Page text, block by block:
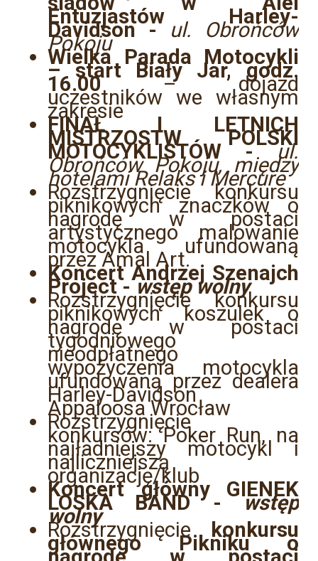
Entuzjastów Harley-
Davidson - ul. Obrońców
Pokoju
Wielka Parada Motocykli
– start Biały Jar, godz.
16.00– dojazd
uczestników we własnym
zakresie
FINAŁ I LETNICH
MISTRZOSTW POLSKI
MOTOCYKLISTÓW -ul.
Obrońców Pokoju, między
hotelami Relaks i Mercure
Rozstrzygnięcie konkursu
piknikowych znaczków o
nagrodę w postaci
artystycznego malowanie
motocykla ufundowaną
przez Amal Art.
Koncert Andrzej Szenajch
Project -wstęp wolny
Rozstrzygnięcie konkursu
piknikowych koszulek o
nagrodę w postaci
tygodniowego
nieodpłatnego
wypożyczenia motocykla
ufundowaną przez dealera
Harley-Davidson
Appaloosa Wrocław
Rozstrzygnięcie
konkursów: Poker Run, na
najładniejszy motocykl i
najliczniejszą
organizację/klub
Koncert główny GIENEK
LOSKA BAND -wstęp
wolny
Rozstrzygnięcie konkursu
głównego Pikniku o